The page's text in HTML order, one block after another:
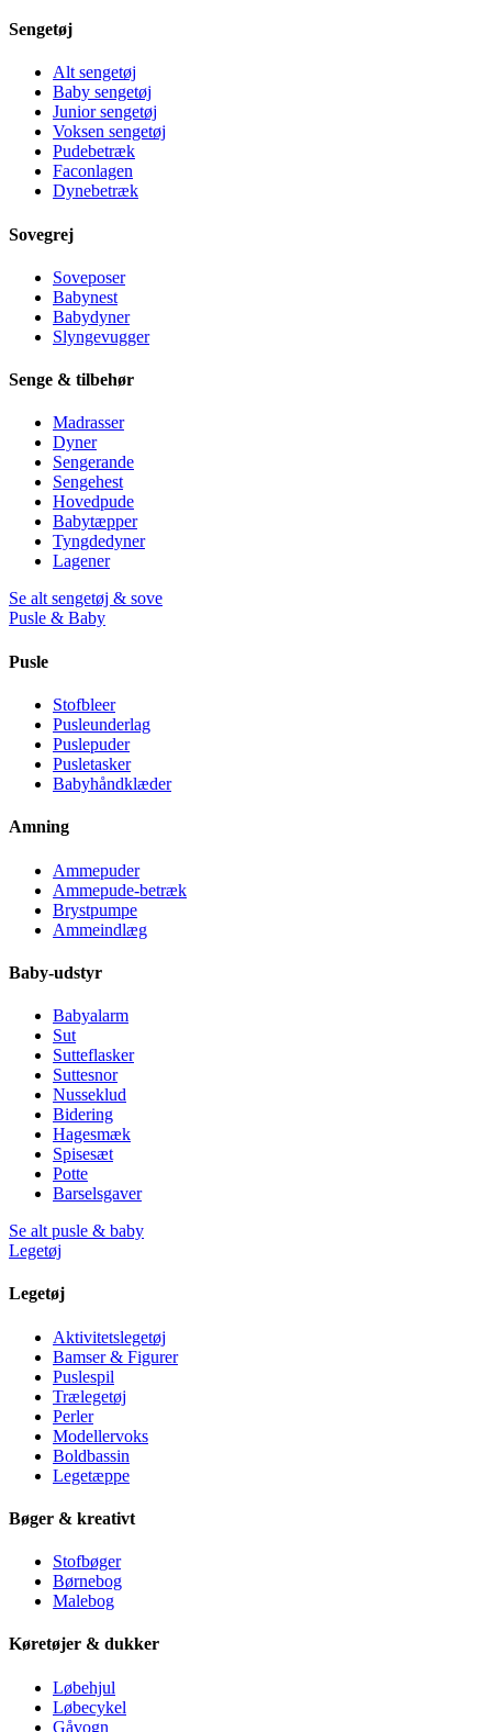
Sengetøj
Alt sengetøj
Baby sengetøj
Junior sengetøj
Voksen sengetøj
Pudebetræk
Faconlagen
Dynebetræk
Sovegrej
Soveposer
Babynest
Babydyner
Slyngevugger
Senge & tilbehør
Madrasser
Dyner
Sengerande
Sengehest
Hovedpude
Babytæpper
Tyngdedyner
Lagener
Se alt sengetøj & sove
Pusle & Baby
Pusle
Stofbleer
Pusleunderlag
Puslepuder
Pusletasker
Babyhåndklæder
Amning
Ammepuder
Ammepude-betræk
Brystpumpe
Ammeindlæg
Baby-udstyr
Babyalarm
Sut
Sutteflasker
Suttesnor
Nusseklud
Bidering
Hagesmæk
Spisesæt
Potte
Barselsgaver
Se alt pusle & baby
Legetøj
Legetøj
Aktivitetslegetøj
Bamser & Figurer
Puslespil
Trælegetøj
Perler
Modellervoks
Boldbassin
Legetæppe
Bøger & kreativt
Stofbøger
Børnebog
Malebog
Køretøjer & dukker
Løbehjul
Løbecykel
Gåvogn